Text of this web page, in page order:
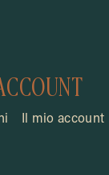
Il mio account